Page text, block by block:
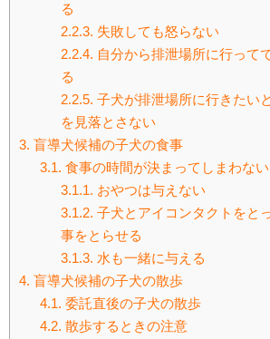
る
2.2.3. 失敗しても怒らない
2.2.4. 自分から排泄場所に行って
る
2.2.5. 子犬が排泄場所に行きたい
を見落とさない
3. 盲導犬候補の子犬の食事
3.1. 食事の時間が決まってしまわな
3.1.1. おやつは与えない
3.1.2. 子犬とアイコンタクトをと
事をとらせる
3.1.3. 水も一緒に与える
4. 盲導犬候補の子犬の散歩
4.1. 委託直後の子犬の散歩
4.2. 散歩するときの注意